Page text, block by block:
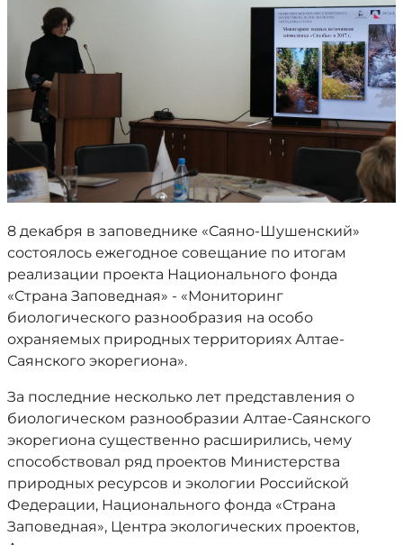
8 декабря в заповеднике «Саяно-Шушенский»
состоялось ежегодное совещание по итогам
реализации проекта Национального фонда
«Страна Заповедная» - «Мониторинг
биологического разнообразия на особо
охраняемых природных территориях Алтае-
Саянского экорегиона».
За последние несколько лет представления о
биологическом разнообразии Алтае-Саянского
экорегиона существенно расширились, чему
способствовал ряд проектов Министерства
природных ресурсов и экологии Российской
Федерации, Национального фонда «Страна
Заповедная», Центра экологических проектов,